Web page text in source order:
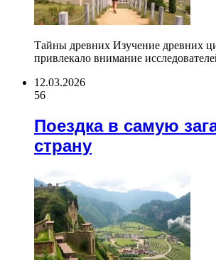
Тайны древних Изучение древних
привлекало внимание
12.03.2026
56
Поездка в самую
страну